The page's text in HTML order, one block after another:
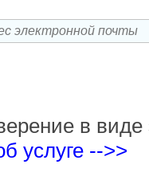
в виде
услуге -->>